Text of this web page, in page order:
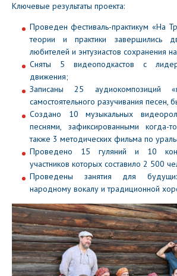
Ключевые результаты проекта:
Проведен фестиваль-практикум «На
теории и практики завершились
любителей и энтузиастов сохранения
Сняты 5 видеоподкастов с
движения;
Записаны 25 аудиокомпозиций
самостоятельного разучивания песен,
Создано 10 музыкальных
песнями, зафиксированными когда-
также 3 методических фильма по
Проведено 15 гуляний и 10
участников которых составило 2 500
Проведены занятия для
народному вокалу и традиционной